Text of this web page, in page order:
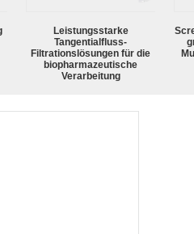
Leistungsstarke
Tangentialfluss-
Filtrationslösungen für die
biopharmazeutische
Verarbeitung